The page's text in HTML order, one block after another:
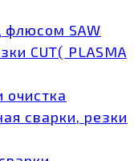
флюсом SAW
CUT( PLASMA
очистка
сварки, резки